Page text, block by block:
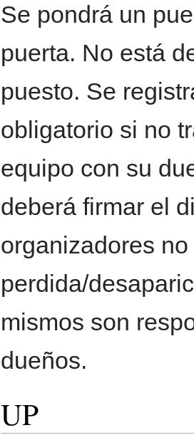
Se pondrá un
puerta. No está
puesto. Se
obligatorio si no
equipo con su
deberá firmar el
organizadores
perdida/
mismos son
dueños.
UP